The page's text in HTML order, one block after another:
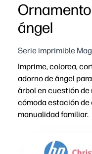
ángel
Serie imprimible
Imprime, colorea,
adorno de ángel
árbol en cuestión
cómoda estación de
manualidad familiar.
Desarrolla